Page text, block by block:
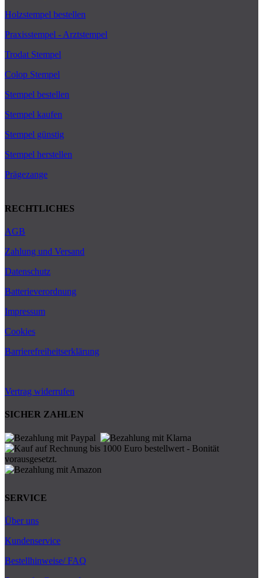
Holzstempel bestellen
Praxisstempel - Arztstempel
Trodat Stempel
Colop Stempel
Stempel bestellen
Stempel kaufen
Stempel günstig
Stempel herstellen
Prägezange
RECHTLICHES
AGB
Zahlung und Versand
Datenschutz
Batterieverordnung
Impressum
Cookies
Barrierefreiheitserklärung
Vertrag widerrufen
SICHER ZAHLEN
SERVICE
Über uns
Kundenservice
Bestellhinweise/ FAQ